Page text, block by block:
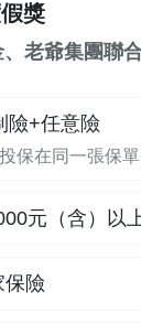
獎
老爺集團聯
險+任意險
保在同一張保
元（含）以
保險